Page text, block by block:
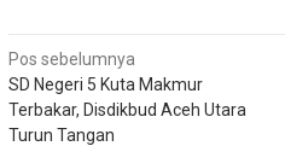
Navigasi
pos
Pos sebelumnya
SD Negeri 5 Kuta Makmur
Terbakar, Disdikbud Aceh Utara
Turun Tangan